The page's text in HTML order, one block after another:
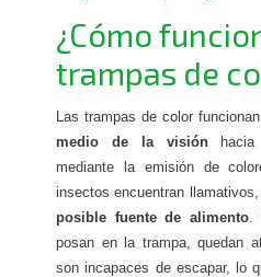
¿Cómo
trampas de
Las trampas de color
medio de la visiónhacia
mediante la emisión de
insectos encuentran
posible fuente de alimento.
posan en la trampa, quedan
son incapaces de escapar, lo